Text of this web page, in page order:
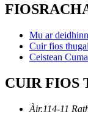
Mu ar deidhinn
Cuir fios
Ceistean
CUIR FIOS
Àir.114-11